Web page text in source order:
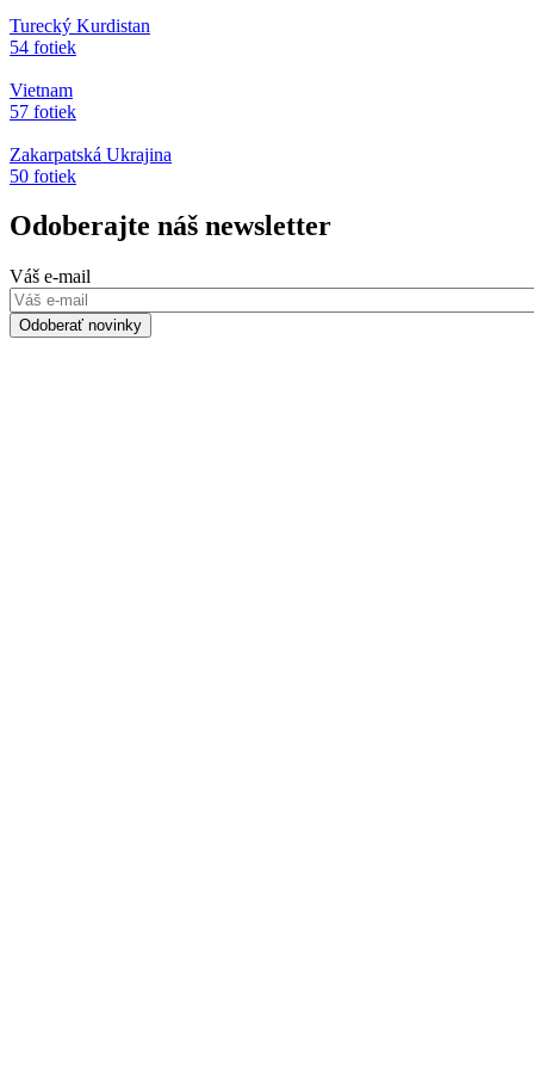
Turecký Kurdistan
54 fotiek
Vietnam
57 fotiek
Zakarpatská Ukrajina
50 fotiek
Odoberajte náš newsletter
Váš e-mail
Odoberať novinky